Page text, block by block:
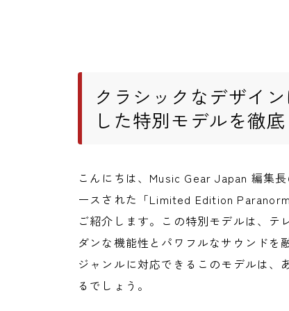
クラシックなデザイ
した特別モデルを徹
こんにちは、Music Gear Japan 編集
ースされた「Limited Edition
ご紹介します。この特別モデルは、
ダンな機能性とパワフルなサウンドを
ジャンルに対応できるこのモデルは、
るでしょう。